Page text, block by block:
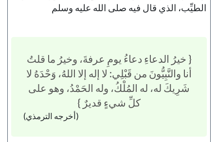
الطيِّب، الذي قال فيه صلى الله عليه وسلم
{ خيرُ الدعاءِ دعاءُ يومِ عرفةَ، وخيرُ ما قلتُ
أنا والنَّبِيُّونَ من قَبْلِي: لا إله إلا اللهُ، وَحْدَهُ لا
شَرِيكَ له، له المُلْكُ، وله الحَمْدُ، وهو على
كلِّ شيءٍ قديرٌ }
(أخرجه الترمذي)